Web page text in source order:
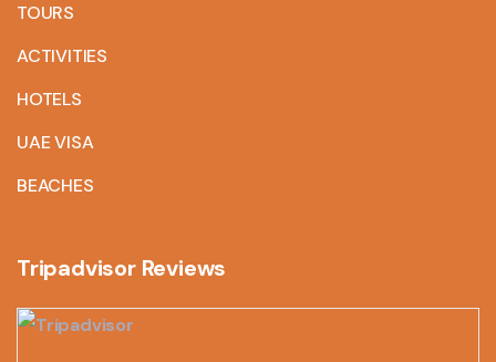
TOURS
ACTIVITIES
HOTELS
UAE VISA
BEACHES
Tripadvisor Reviews